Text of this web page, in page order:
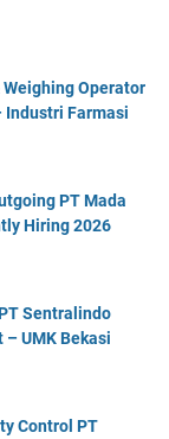
Weighing Operator
Industri Farmasi
PT Mada
Hiring 2026
Sentralindo
UMK Bekasi
Control PT